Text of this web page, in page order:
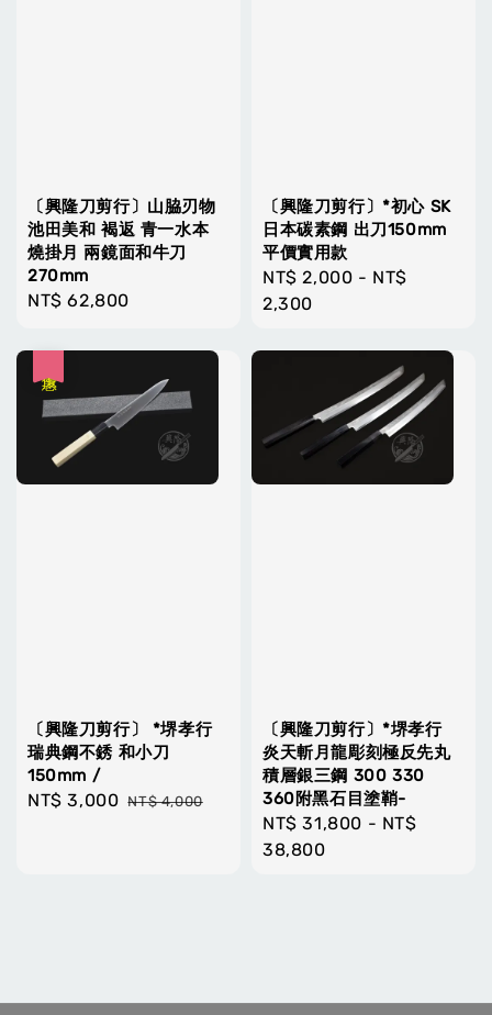
〔興隆刀剪行〕山脇刃物
池田美和 褐返 青一水本
燒掛月 兩鏡面和牛刀
270mm
Regular
NT$ 62,800
〔興隆刀剪行〕*初心 SK
日本碳素鋼 出刀150mm
平價實用款
Regular
price
NT$ 2,000 - NT$
2,300
〔興隆刀剪行〕 *堺孝行
瑞典鋼不銹 和小刀
150mm /
Sale
NT$ 3,000 Regular
NT$ 4,000
〔興隆刀剪行〕*堺孝行
炎天斬月龍彫刻極反先丸
積層銀三鋼 300 330
360附黑石目塗鞘-
Regular
price
NT$ 31,800 - NT$
38,800